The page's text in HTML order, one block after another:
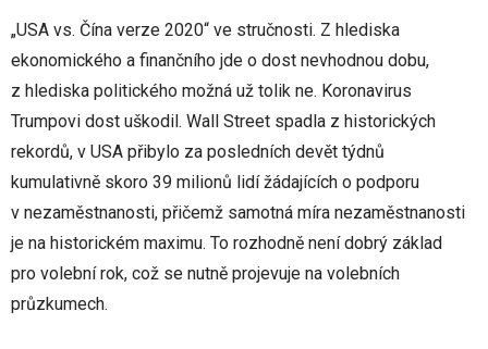
„USA vs. Čína verze 2020“ ve stručnosti. Z hlediska
ekonomického a finančního jde o dost nevhodnou dobu,
z hlediska politického možná už tolik ne. Koronavirus
Trumpovi dost uškodil. Wall Street spadla z historických
rekordů, v USA přibylo za posledních devět týdnů
kumulativně skoro 39 milionů lidí žádajících o podporu
v nezaměstnanosti, přičemž samotná míra nezaměstnanosti
je na historickém maximu. To rozhodně není dobrý základ
pro volební rok, což se nutně projevuje na volebních
průzkumech.